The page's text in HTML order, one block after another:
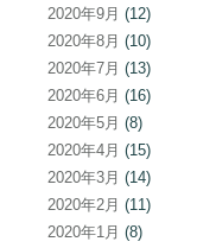
2020年9月 (12)
2020年8月 (10)
2020年7月 (13)
2020年6月 (16)
2020年5月 (8)
2020年4月 (15)
2020年3月 (14)
2020年2月 (11)
2020年1月 (8)